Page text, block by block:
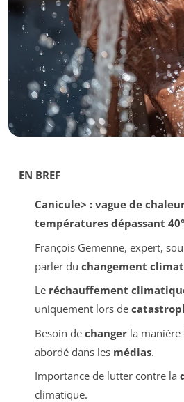
EN BREF
Canicule> : vague de
températures dépassant
François Gemenne, expert,
parler du changement
Le réchauffement
uniquement lors de
Besoin de changerla manière
abordé dans les médias.
Importance de lutter contre la
climatique.